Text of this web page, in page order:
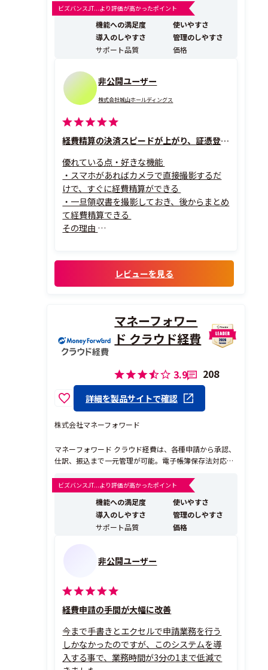
操作画面なので従業員もミスなく使える！ バクラク経費
精算は、発注・支払書類や立替経費の領収書をアップロ
ードするだけで、AI-OC...
ビズバンスJT...より評価が高かったポイント
機能への満足度
使いやすさ
導入のしやすさ
管理のしやすさ
サポート品質
価格
非公開ユーザー
株式会社城山ホールディングス
経費精算の決済スピードが上がり、証憑登録もラクになりました！
優れている点・好きな機能
・スマホがあればカメラで直接撮影するだ
けで、すぐに経費精算ができる
・一旦領収書を撮影しておき、後からまとめ
て経費精算できる
その理由
・料金支払い後にお店でも車の中でもカメ
レビューを見る
マネーフォワー
ド クラウド経費
3.9 208
詳細を製品サイトで確認
株式会社マネーフォワード
マネーフォワード クラウド経費は、各種申請から承認、
仕訳、振込まで一元管理が可能。電子帳簿保存法対応
ビズバンスJT...より評価が高かったポイント
機能への満足度
使いやすさ
導入のしやすさ
管理のしやすさ
サポート品質
価格
非公開ユーザー
経費申請の手間が大幅に改善
今まで手書きとエクセルで申請業務を行う
しかなかったのですが、このシステムを導
入する事で、業務時間が3分の1まで低減で